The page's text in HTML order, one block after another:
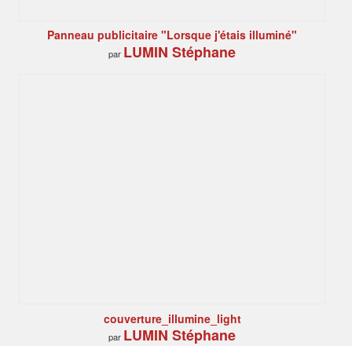
Panneau publicitaire "Lorsque j'étais illuminé"
par LUMIN Stéphane
couverture_illumine_light
par LUMIN Stéphane